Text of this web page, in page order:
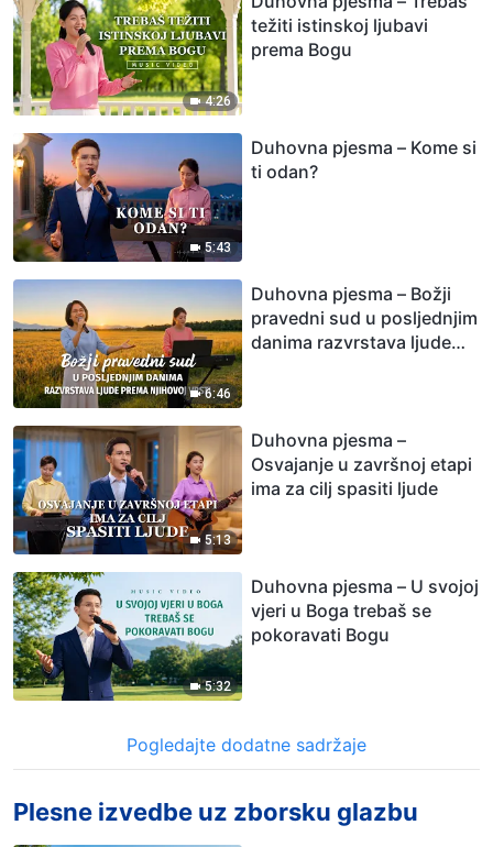
4:26
težiti istinskoj ljubavi
prema Bogu
5:43
Duhovna pjesma – Kome si
ti odan?
6:46
Duhovna pjesma – Božji
pravedni sud u posljednjim
danima razvrstava ljude
5:13
Duhovna pjesma –
Osvajanje u završnoj etapi
ima za cilj spasiti ljude
5:32
Duhovna pjesma – U svojoj
vjeri u Boga trebaš se
pokoravati Bogu
Pogledajte dodatne sadržaje
Plesne izvedbe uz zborsku glazbu